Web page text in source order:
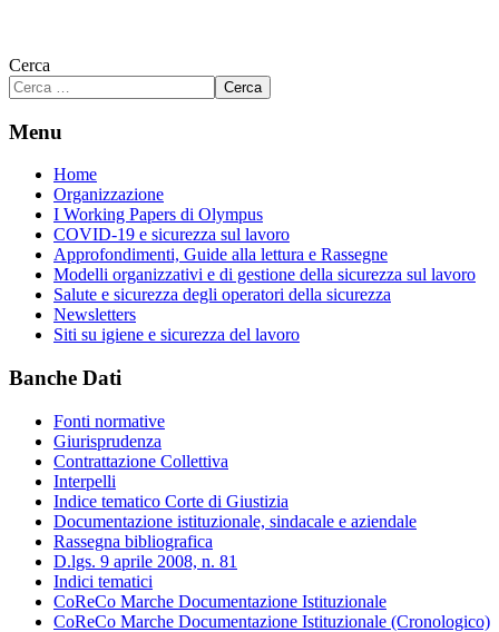
Cerca
Cerca
Menu
Home
Organizzazione
I Working Papers di Olympus
COVID-19 e sicurezza sul lavoro
Approfondimenti, Guide alla lettura e Rassegne
Modelli organizzativi e di gestione della sicurezza sul lavoro
Salute e sicurezza degli operatori della sicurezza
Newsletters
Siti su igiene e sicurezza del lavoro
Banche Dati
Fonti normative
Giurisprudenza
Contrattazione Collettiva
Interpelli
Indice tematico Corte di Giustizia
Documentazione istituzionale, sindacale e aziendale
Rassegna bibliografica
D.lgs. 9 aprile 2008, n. 81
Indici tematici
CoReCo Marche Documentazione Istituzionale
CoReCo Marche Documentazione Istituzionale (Cronologico)